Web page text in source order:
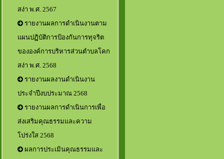
สง่า พ.ศ. 2567
รายงานผลการดำเนินงานตาม
แผนปฏิบัติการป้องกันการทุจริต
ขององค์การบริหารส่วนตำบลโคก
สง่า พ.ศ. 2568
รายงานผลงานดำเนินงาน
ประจำปีงบประมาณ 2568
รายงานผลการดำเนินการเพื่อ
ส่งเสริมคุณธรรมและความ
โปร่งใส 2568
ผลการประเมินคุณธรรมและ